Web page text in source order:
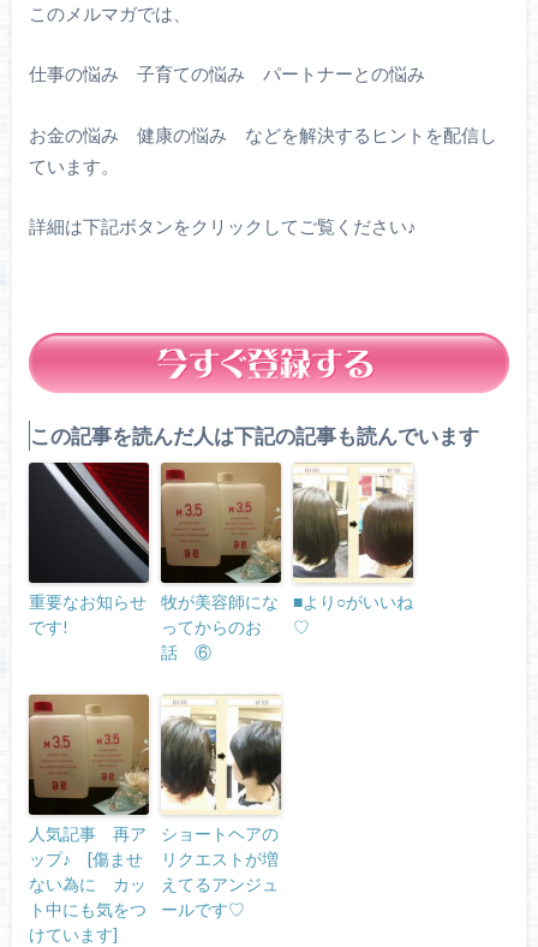
このメルマガでは、
仕事の悩み 子育ての悩み パートナーとの悩み
お金の悩み 健康の悩み などを解決するヒントを配信し
ています。
詳細は下記ボタンをクリックしてご覧ください♪
この記事を読んだ人は下記の記事も読んでいます
重要なお知らせ
です!
牧が美容師にな
ってからのお
話 ⑥
■より○がいいね
♡
人気記事 再ア
ップ♪ [傷ませ
ない為に カッ
ト中にも気をつ
けています]
ショートヘアの
リクエストが増
えてるアンジュ
ールです♡